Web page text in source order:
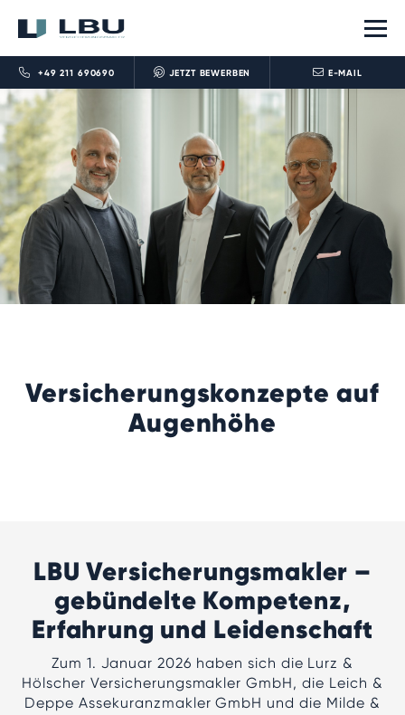
+49 211 690690 JETZT BEWERBEN E-MAIL
Versicherungskonzepte auf
Augenhöhe
LBU Versicherungsmakler –
gebündelte Kompetenz,
Erfahrung und Leidenschaft
Zum 1. Januar 2026 haben sich die Lurz &
Hölscher Versicherungsmakler GmbH, die Leich &
Deppe Assekuranzmakler GmbH und die Milde &